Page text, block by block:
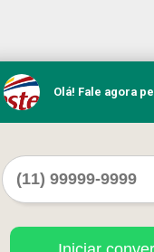
do autor. Crime de violação de
Contato Mapa do site
Olá! Fale agora